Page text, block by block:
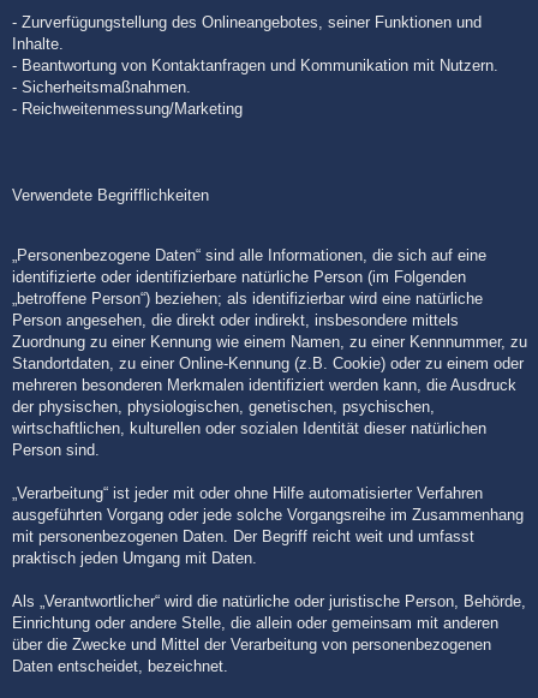
- Zurverfügungstellung des Onlineangebotes, seiner Funktionen und
Inhalte.
- Beantwortung von Kontaktanfragen und Kommunikation mit Nutzern.
- Sicherheitsmaßnahmen.
- Reichweitenmessung/Marketing
Verwendete Begrifflichkeiten
„Personenbezogene Daten“ sind alle Informationen, die sich auf eine
identifizierte oder identifizierbare natürliche Person (im Folgenden
„betroffene Person“) beziehen; als identifizierbar wird eine natürliche
Person angesehen, die direkt oder indirekt, insbesondere mittels
Zuordnung zu einer Kennung wie einem Namen, zu einer Kennnummer, zu
Standortdaten, zu einer Online-Kennung (z.B. Cookie) oder zu einem oder
mehreren besonderen Merkmalen identifiziert werden kann, die Ausdruck
der physischen, physiologischen, genetischen, psychischen,
wirtschaftlichen, kulturellen oder sozialen Identität dieser natürlichen
Person sind.
„Verarbeitung“ ist jeder mit oder ohne Hilfe automatisierter Verfahren
ausgeführten Vorgang oder jede solche Vorgangsreihe im Zusammenhang
mit personenbezogenen Daten. Der Begriff reicht weit und umfasst
praktisch jeden Umgang mit Daten.
Als „Verantwortlicher“ wird die natürliche oder juristische Person, Behörde,
Einrichtung oder andere Stelle, die allein oder gemeinsam mit anderen
über die Zwecke und Mittel der Verarbeitung von personenbezogenen
Daten entscheidet, bezeichnet.